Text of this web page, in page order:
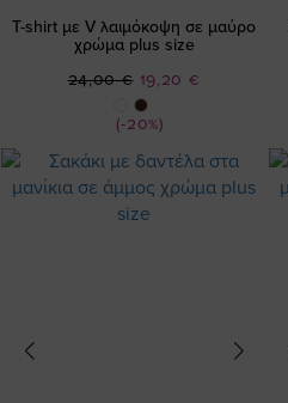
T-shirt με V λαιμόκοψη σε μαύρο
χρώμα plus size
(-20%)
Ειδική
Τιμή
19,20 €
24,00 €